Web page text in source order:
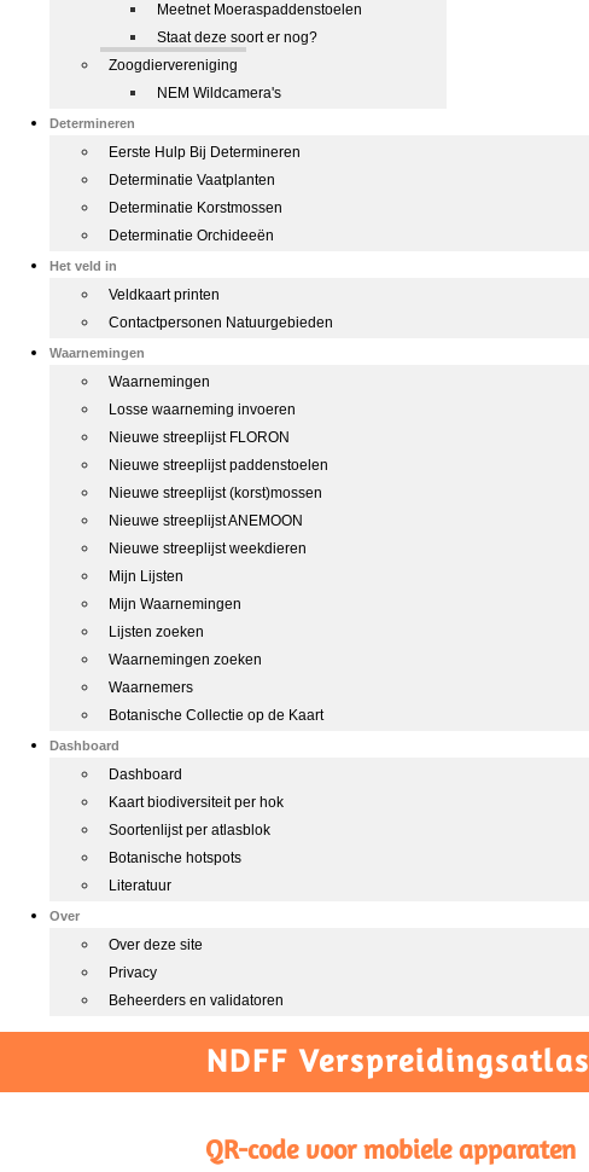
Meetnet Moeraspaddenstoelen
Staat deze soort er nog?
Zoogdiervereniging
NEM Wildcamera's
Determineren
Eerste Hulp Bij Determineren
Determinatie Vaatplanten
Determinatie Korstmossen
Determinatie Orchideeën
Het veld in
Veldkaart printen
Contactpersonen Natuurgebieden
Waarnemingen
Waarnemingen
Losse waarneming invoeren
Nieuwe streeplijst FLORON
Nieuwe streeplijst paddenstoelen
Nieuwe streeplijst (korst)mossen
Nieuwe streeplijst ANEMOON
Nieuwe streeplijst weekdieren
Mijn Lijsten
Mijn Waarnemingen
Lijsten zoeken
Waarnemingen zoeken
Waarnemers
Botanische Collectie op de Kaart
Dashboard
Dashboard
Kaart biodiversiteit per hok
Soortenlijst per atlasblok
Botanische hotspots
Literatuur
Over
Over deze site
Privacy
Beheerders en validatoren
NDFF Verspreidingsatlas
QR-code voor mobiele apparaten